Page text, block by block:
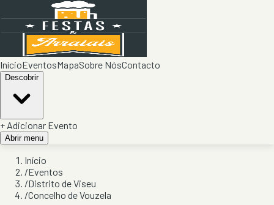
InícioEventosMapaSobre NósContacto
Descobrir
+ Adicionar Evento
Abrir menu
Início
/Eventos
/Distrito de Viseu
/Concelho de Vouzela